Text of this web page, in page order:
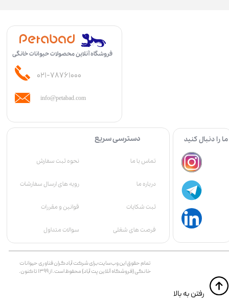
تمام حقوق اين وب‌سايت برای شرکت آبادگران فناوری حیوانات
خانگی (فروشگاه آنلاین پت آباد) محفوظ است. از ۱۳۹۹ تا کنون.
​​رفتن به بالا
info@petabad.com
فروشگاه آنلاین محصولات حیوانات خانگی
۰۲۱-۷۸۷۶۱۰۰۰
نحوه ثبت سفارش
رویه های ارسال سفارشات
قوانین و مقررات
سوالات متداول
تماس با ما
درباره ما
ثبت شکایات
فرصت های شغلی
دسترسی سریع ما را دنبال کنید